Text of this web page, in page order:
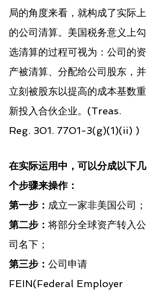
局的角度来看，就构成了实际上
的公司清算。美国税务意义上勾
选清算的过程可视为：公司的资
产被清算、分配给公司股东，并
立刻被股东以提高的成本基数重
新投入合伙企业。(Treas.
Reg. 301. 7701-3(g)(1)(ii) )
在实际运用中，可以分成以下几
个步骤来操作：
第一步： 成立一家非美国公司；
第二步： 将部分全球资产转入公
司名下；
第三步： 公司申请
FEIN(Federal Employer